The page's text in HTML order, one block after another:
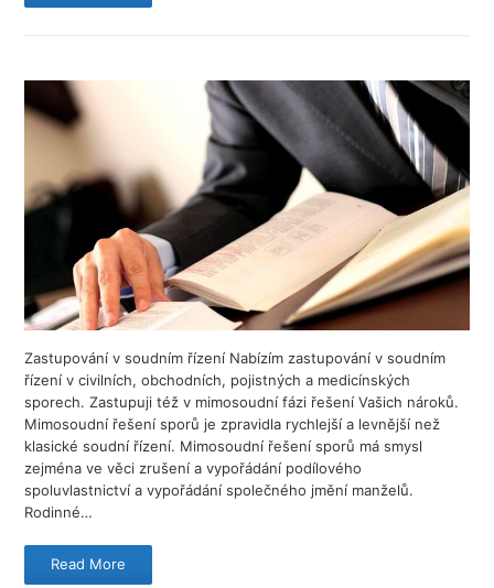
Zastupování v soudním řízení Nabízím zastupování v soudním
řízení v civilních, obchodních, pojistných a medicínských
sporech. Zastupuji též v mimosoudní fázi řešení Vašich nároků.
Mimosoudní řešení sporů je zpravidla rychlejší a levnější než
klasické soudní řízení. Mimosoudní řešení sporů má smysl
zejména ve věci zrušení a vypořádání podílového
spoluvlastnictví a vypořádání společného jmění manželů.
Rodinné…
Read More